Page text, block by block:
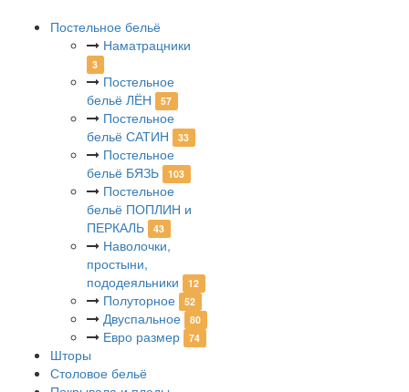
Постельное бельё
Наматрацники
3
Постельное
бельё ЛЁН
57
Постельное
бельё САТИН
33
Постельное
бельё БЯЗЬ
103
Постельное
бельё ПОПЛИН и
ПЕРКАЛЬ
43
Наволочки,
простыни,
пододеяльники
12
Полуторное 52
Двуспальное 80
Евро размер 74
Шторы
Столовое бельё